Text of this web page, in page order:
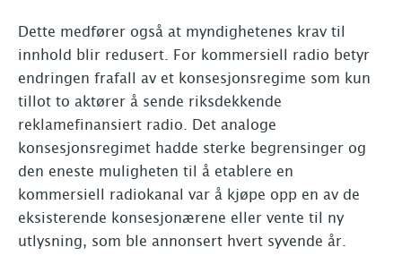
Dette medfører også at myndighetenes krav til
innhold blir redusert. For kommersiell radio betyr
endringen frafall av et konsesjonsregime som kun
tillot to aktører å sende riksdekkende
reklamefinansiert radio. Det analoge
konsesjonsregimet hadde sterke begrensinger og
den eneste muligheten til å etablere en
kommersiell radiokanal var å kjøpe opp en av de
eksisterende konsesjonærene eller vente til ny
utlysning, som ble annonsert hvert syvende år.